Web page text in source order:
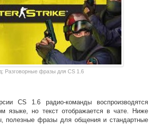
Разговорные фразы для CS 1.6
CS 1.6 радио-команды воспроизводятся
языке, но текст отображается в чате. Ниже
полезные фразы для общения и стандартные